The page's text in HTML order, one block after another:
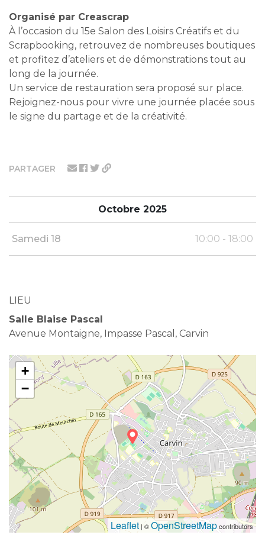
PARTAGER
Octobre 2025
Samedi 18 10:00 - 18:00
LIEU
Salle Blaise Pascal
Avenue Montaigne, Impasse Pascal, Carvin
+
−
Leaflet | ©OpenStreetMapcontributors
Organisé par Creascrap
À l’occasion du 15e Salon des Loisirs Créatifs et du
Scrapbooking, retrouvez de nombreuses boutiques
et profitez d’ateliers et de démonstrations tout au
long de la journée.
Un service de restauration sera proposé sur place.
Rejoignez-nous pour vivre une journée placée sous
le signe du partage et de la créativité.